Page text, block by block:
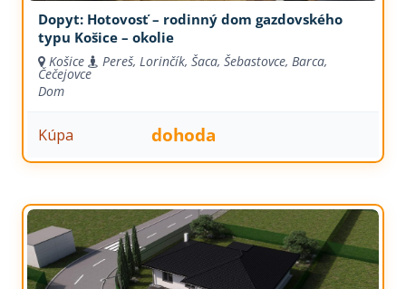
Dopyt: Hotovosť – rodinný dom gazdovského
typu Košice – okolie
Košice Pereš, Lorinčík, Šaca, Šebastovce, Barca,
Čečejovce
Dom
Kúpa dohoda